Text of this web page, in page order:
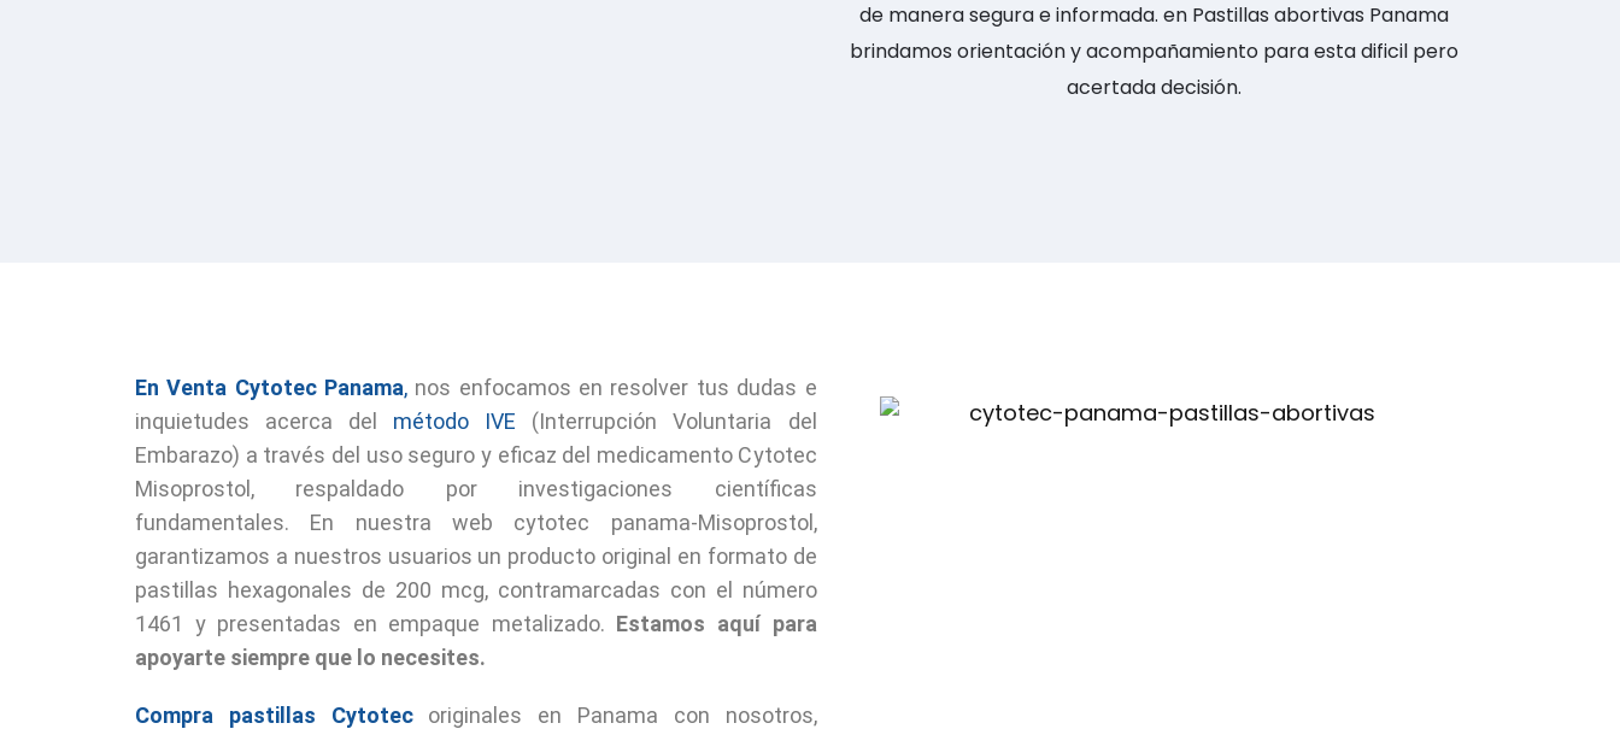
de manera segura e informada. en Pastillas abortivas Panama
brindamos orientación y acompañamiento para esta dificil pero
acertada decisión.
En Venta Cytotec Panama, nos enfocamos en resolver tus dudas e
inquietudes acerca del método IVE (Interrupción Voluntaria del
Embarazo) a través del uso seguro y eficaz del medicamento Cytotec
Misoprostol, respaldado por investigaciones científicas
fundamentales. En nuestra web cytotec panama-Misoprostol,
garantizamos a nuestros usuarios un producto original en formato de
pastillas hexagonales de 200 mcg, contramarcadas con el número
1461 y presentadas en empaque metalizado. Estamos aquí para
apoyarte siempre que lo necesites.
Compra pastillas Cytotecoriginales en Panama con nosotros,